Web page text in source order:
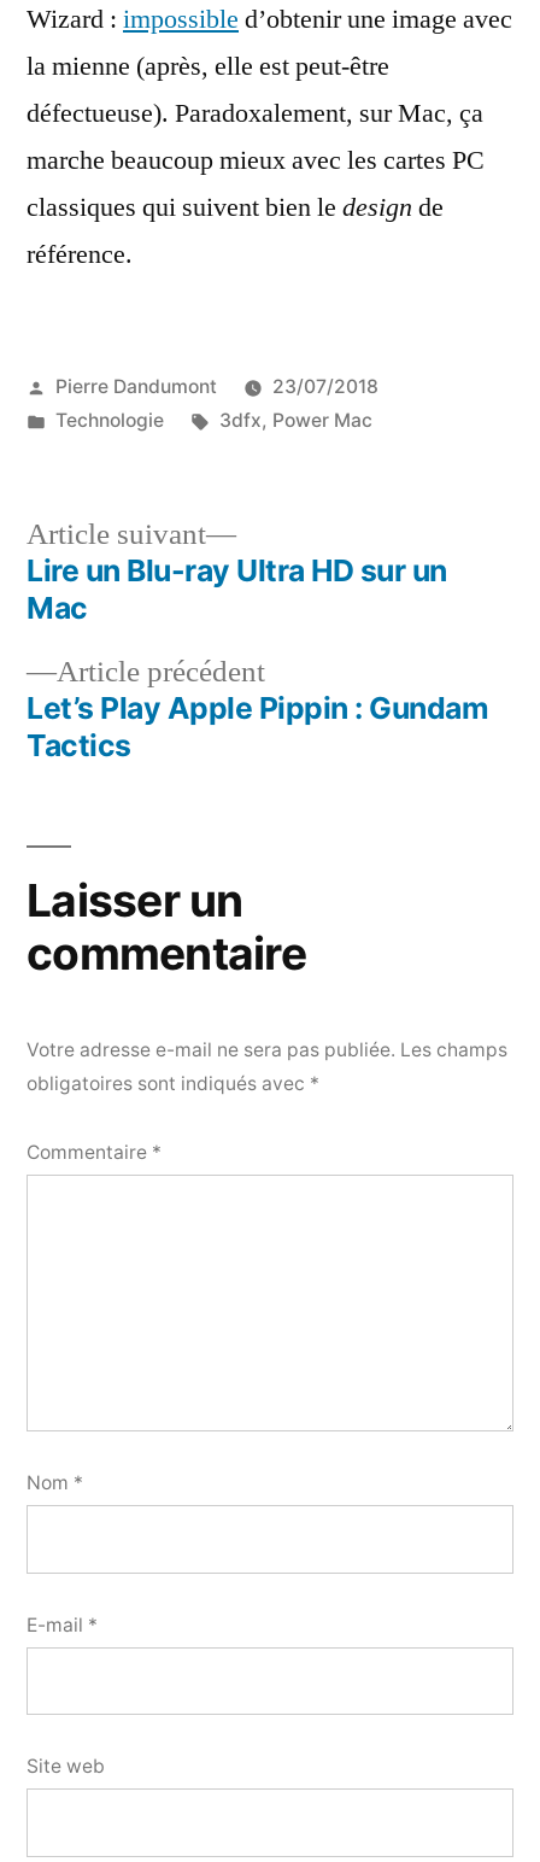
Wizard : impossible d’obtenir une image avec
la mienne (après, elle est peut-être
défectueuse). Paradoxalement, sur Mac, ça
marche beaucoup mieux avec les cartes PC
classiques qui suivent bien le design de
référence.
Publié
par
Pierre Dandumont
23/07/2018
Publié
Technologie Étiquettes :
3dfx, Power Mac
Navigation
l’article
Article précédentArticle
précédent :
Let’s Play Apple Pippin : Gundam
Tactics
Article suivant
Article
suivant :
Lire un Blu-ray Ultra HD sur un
Mac
Laisser un
commentaire
Votre adresse e-mail ne sera pas publiée. Les champs
obligatoires sont indiqués avec *
Commentaire *
Nom *
E-mail *
Site web